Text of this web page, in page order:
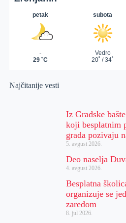
Najčitanije vesti
Iz Gradske
koji besplatnim
grada pozivaju
5. avgust 2026.
Deo naselja
4. avgust 2026.
Besplatna
organizuje se
zaredom
8. jul 2026.